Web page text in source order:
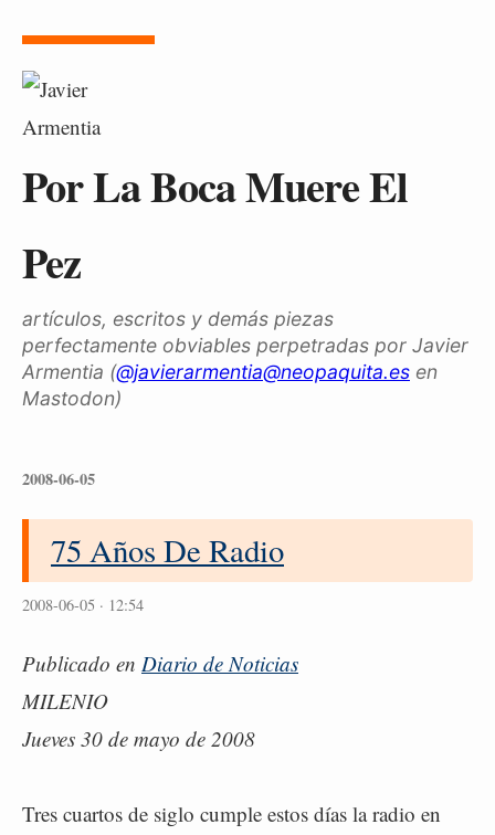
Por La Boca Muere El
Pez
artículos, escritos y demás piezas
perfectamente obviables perpetradas por Javier
Armentia (@javierarmentia@neopaquita.es en
Mastodon)
2008-06-05
75 Años De Radio
2008-06-05 · 12:54
Publicado en Diario de Noticias
MILENIO
Jueves 30 de mayo de 2008
Tres cuartos de siglo cumple estos días la radio en